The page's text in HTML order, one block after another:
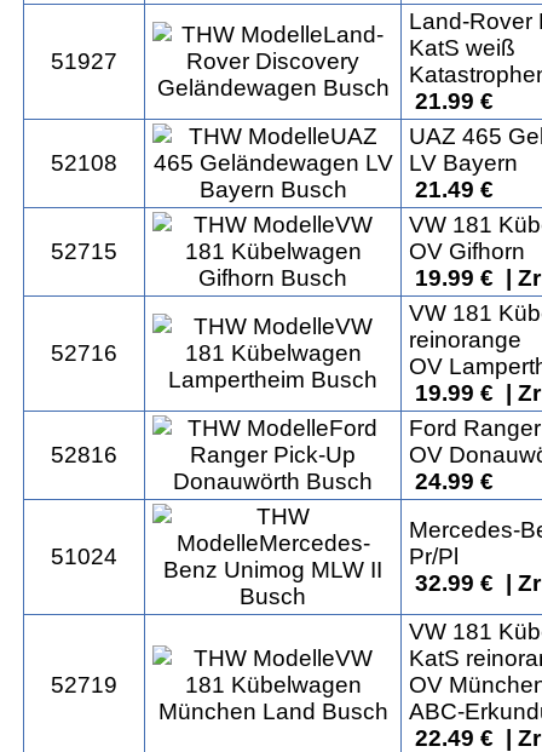
51927
Land-Rover
KatS weiß
21.99 €
52108
UAZ 465
LV Bayern
21.49 €
52715
VW 181
OV Gifhorn
19.99 € |
52716
VW 181
reinorange
OV
19.99 € |
52816
Ford
OV
24.99 €
51024
Mercedes-
Pr/Pl
32.99 € |
52719
VW 181
KatS
OV
ABC-
22.49 € |